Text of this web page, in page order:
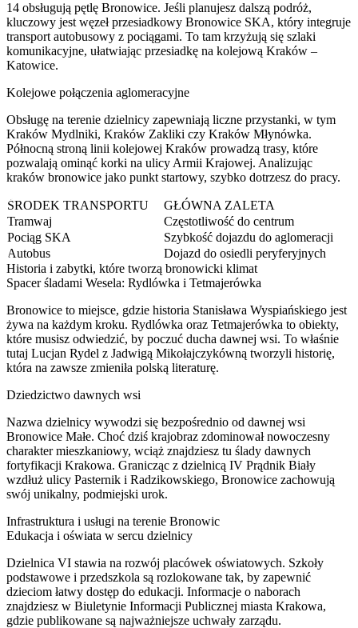
14 obsługują pętlę Bronowice. Jeśli planujesz dalszą podróż,
kluczowy jest węzeł przesiadkowy Bronowice SKA, który integruje
transport autobusowy z pociągami. To tam krzyżują się szlaki
komunikacyjne, ułatwiając przesiadkę na kolejową Kraków –
Katowice.
Kolejowe połączenia aglomeracyjne
Obsługę na terenie dzielnicy zapewniają liczne przystanki, w tym
Kraków Mydlniki, Kraków Zakliki czy Kraków Młynówka.
Północną stroną linii kolejowej Kraków prowadzą trasy, które
pozwalają ominąć korki na ulicy Armii Krajowej. Analizując
kraków bronowice jako punkt startowy, szybko dotrzesz do pracy.
ŚRODEK TRANSPORTU
GŁÓWNA ZALETA
Tramwaj
Częstotliwość do centrum
Pociąg SKA
Szybkość dojazdu do aglomeracji
Autobus
Dojazd do osiedli peryferyjnych
Historia i zabytki, które tworzą bronowicki klimat
Spacer śladami Wesela: Rydlówka i Tetmajerówka
Bronowice to miejsce, gdzie historia Stanisława Wyspiańskiego jest
żywa na każdym kroku. Rydlówka oraz Tetmajerówka to obiekty,
które musisz odwiedzić, by poczuć ducha dawnej wsi. To właśnie
tutaj Lucjan Rydel z Jadwigą Mikołajczykówną tworzyli historię,
która na zawsze zmieniła polską literaturę.
Dziedzictwo dawnych wsi
Nazwa dzielnicy wywodzi się bezpośrednio od dawnej wsi
Bronowice Małe. Choć dziś krajobraz zdominował nowoczesny
charakter mieszkaniowy, wciąż znajdziesz tu ślady dawnych
fortyfikacji Krakowa. Granicząc z dzielnicą IV Prądnik Biały
wzdłuż ulicy Pasternik i Radzikowskiego, Bronowice zachowują
swój unikalny, podmiejski urok.
Infrastruktura i usługi na terenie Bronowic
Edukacja i oświata w sercu dzielnicy
Dzielnica VI stawia na rozwój placówek oświatowych. Szkoły
podstawowe i przedszkola są rozlokowane tak, by zapewnić
dzieciom łatwy dostęp do edukacji. Informacje o naborach
znajdziesz w Biuletynie Informacji Publicznej miasta Krakowa,
gdzie publikowane są najważniejsze uchwały zarządu.